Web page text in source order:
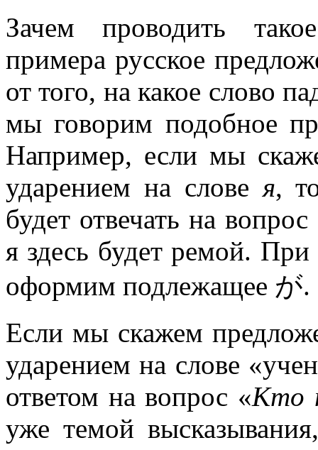
Зачем проводить
примера русское
от того, на какое слово
мы говорим подобное
Например, если мы
ударением на слове я,
будет отвечать на вопрос
я здесь будет ремой.
оформим подлежащее が.
Если мы скажем
ударением на слове
ответом на вопрос «Кто
уже темой